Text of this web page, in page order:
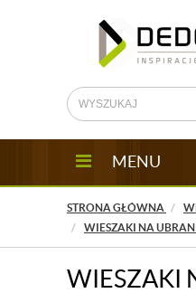
MENU
STRONA GŁÓWNA
WIESZAKI NA
WIESZAKI